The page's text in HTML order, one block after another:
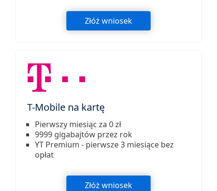
Złóż wniosek
T-Mobile na kartę
Pierwszy miesiąc za 0 zł
9999 gigabajtów przez rok
YT Premium - pierwsze 3 miesiące bez
opłat
Złóż wniosek